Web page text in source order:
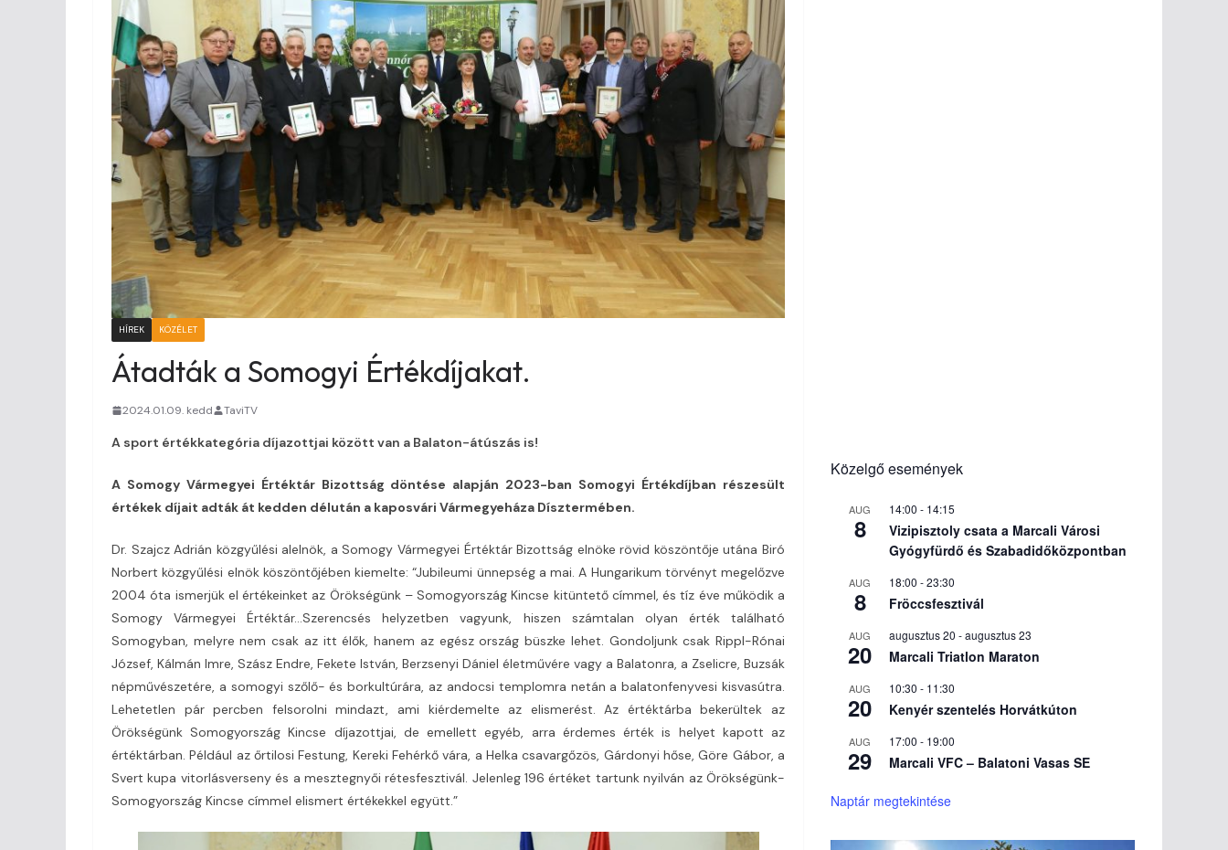
HÍREK KÖZÉLET
Átadták a Somogyi Értékdíjakat.
2024.01.09. kedd TaviTV
A sport értékkategória díjazottjai között van a Balaton-átúszás is!
A Somogy Vármegyei Értéktár Bizottság döntése alapján 2023-ban Somogyi Értékdíjban részesült
értékek díjait adták át kedden délután a kaposvári Vármegyeháza Dísztermében.
Dr. Szajcz Adrián közgyűlési alelnök, a Somogy Vármegyei Értéktár Bizottság elnöke rövid köszöntője utána Biró
Norbert közgyűlési elnök köszöntőjében kiemelte: “Jubileumi ünnepség a mai. A Hungarikum törvényt megelőzve
2004 óta ismerjük el értékeinket az Örökségünk – Somogyország Kincse kitüntető címmel, és tíz éve működik a
Somogy Vármegyei Értéktár…Szerencsés helyzetben vagyunk, hiszen számtalan olyan érték található
Somogyban, melyre nem csak az itt élők, hanem az egész ország büszke lehet. Gondoljunk csak Rippl-Rónai
József, Kálmán Imre, Szász Endre, Fekete István, Berzsenyi Dániel életművére vagy a Balatonra, a Zselicre, Buzsák
népművészetére, a somogyi szőlő- és borkultúrára, az andocsi templomra netán a balatonfenyvesi kisvasútra.
Lehetetlen pár percben felsorolni mindazt, ami kiérdemelte az elismerést. Az értéktárba bekerültek az
Örökségünk Somogyország Kincse díjazottjai, de emellett egyéb, arra érdemes érték is helyet kapott az
értéktárban. Például az őrtilosi Festung, Kereki Fehérkő vára, a Helka csavargőzös, Gárdonyi hőse, Göre Gábor, a
Svert kupa vitorlásverseny és a mesztegnyői rétesfesztivál. Jelenleg 196 értéket tartunk nyilván az Örökségünk-
Somogyország Kincse címmel elismert értékekkel együtt.”
Közelgő események
AUG
8
14:00 - 14:15
Vizipisztoly csata a Marcali Városi
Gyógyfürdő és Szabadidőközpontban
AUG
8
18:00 -23:30
Fröccsfesztivál
AUG
20
augusztus 20 -augusztus 23
Marcali Triatlon Maraton
AUG
20
10:30 - 11:30
Kenyér szentelés Horvátkúton
AUG
29
17:00 - 19:00
Marcali VFC – Balatoni Vasas SE
Naptár megtekintése